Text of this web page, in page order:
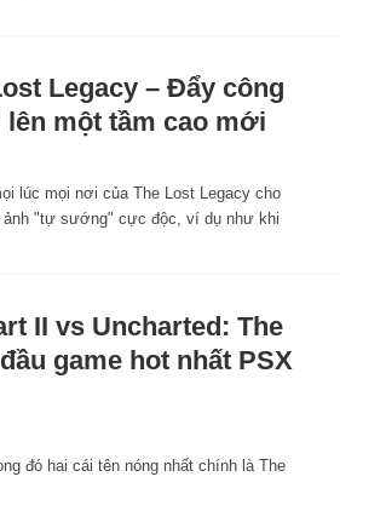
Legacy – Đẩy công
một tầm cao mới
lúc mọi nơi của The Lost Legacy cho
"tự sướng" cực độc, ví dụ như khi
II vs Uncharted: The
game hot nhất PSX
đó hai cái tên nóng nhất chính là The